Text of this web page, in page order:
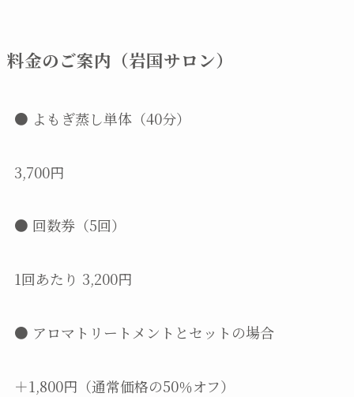
料金のご案内（岩国サロン）
● よもぎ蒸し単体（40分）
3,700円
● 回数券（5回）
1回あたり 3,200円
● アロマトリートメントとセットの場合
＋1,800円（通常価格の50％オフ）